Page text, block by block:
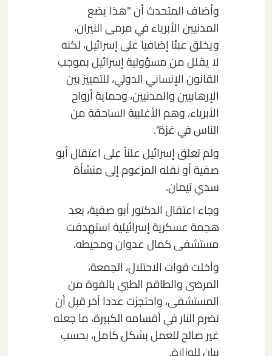
وأضاف المتحدث أن "هذا يضع
المدنيين الأبرياء في مرمى النيران،
ويخلق عبئا إضافيا على إسرائيل، لكنه
لا يقلل من مسؤولية إسرائيل بموجب
القانون الإنساني الدولي، للتمييز بين
الإرهابيين والمدنيين، وحماية أرواح
الأبرياء، وهم الأغلبية الساحقة من
الناس في غزة".
ولم تعلق إسرائيل علناً على اعتقال أبو
صفية أو نقله المزعوم إلى منشأة
سدي تيمان.
وجاء اعتقال الدكتور أبو صفية، بعد
هجمة عسكرية إسرائيلية استهدفت
مستشفى كمال عدوان ومحيطه.
وأخلت قوات الاحتلال، الجمعة،
المرضى والطاقم الطبي بالقوة من
المستشفى، واحتجزت عددا آخر قبل أن
تضرم النار في أقسامه الكبيرة، ما جعله
غير صالح للعمل بشكل كامل، بحسب